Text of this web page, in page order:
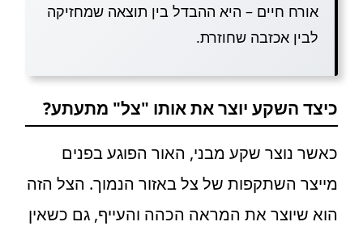
אורח חיים – היא ההבדל בין תוצאה שמחזיקה
לבין אכזבה שחוזרת.
כיצד השקע יוצר את אותו "צל" מתעתע?
כאשר נוצר שקע מבני, האור הפוגע בפנים
מייצר השתקפות של צל באזור הנמוך. הצל הזה
הוא שיוצר את המראה הכהה והעייף, גם כשאין